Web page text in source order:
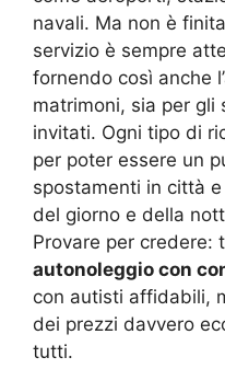
navali. Ma non è
servizio è sempre
fornendo così anche
matrimoni, sia per gli
invitati. Ogni tipo di
per poter essere un
spostamenti in città
del giorno e della
Provare per credere:
autonoleggio con
con autisti affidabili,
dei prezzi davvero
tutti.